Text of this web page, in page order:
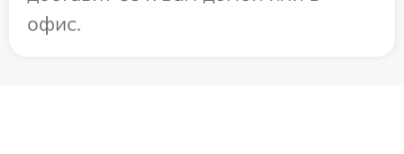
офис.